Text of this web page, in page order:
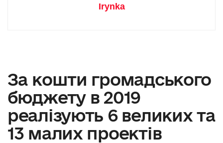
Irynka
За кошти громадського
бюджету в 2019
реалізують 6 великих та
13 малих проектів